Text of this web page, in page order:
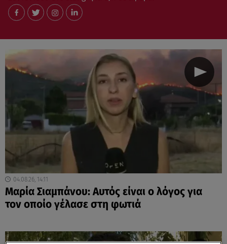
04.08.26, 14:11
Μαρία Σιαμπάνου: Αυτός είναι ο λόγος για
τον οποίο γέλασε στη φωτιά